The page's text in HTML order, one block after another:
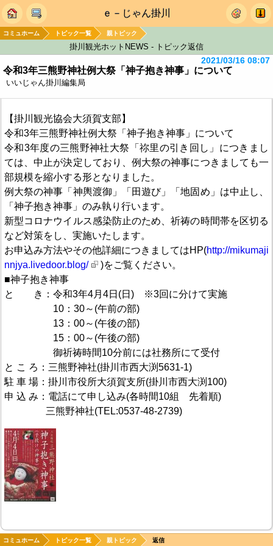
ｅ－じゃん掛川
コミュホーム トピック一覧 親トピック
掛川観光ホットNEWS - トピック返信
令和3年三熊野神社例大祭「神子抱き神事」について
いいじゃん掛川編集局
2021/03/16 08:07
【掛川観光協会大須賀支部】
令和3年三熊野神社例大祭「神子抱き神事」について
令和3年度の三熊野神社大祭「祢里の引き回し」につきまし
ては、中止が決定しており、例大祭の神事につきましても一
部規模を縮小する形となりました。
例大祭の神事「神輿渡御」「田遊び」「地固め」は中止し、
「神子抱き神事」のみ執り行います。
新型コロナウイルス感染防止のため、祈祷の時間帯を区切る
など対策をし、実施いたします。
お申込み方法やその他詳細につきましてはHP(http://mikumaji
nnjya.livedoor.blog/
)をご覧ください。
■神子抱き神事
と き：令和3年4月4日(日) ※3回に分けて実施
10：30～(午前の部)
13：00～(午後の部)
15：00～(午後の部)
御祈祷時間10分前には社務所にて受付
と こ ろ：三熊野神社(掛川市西大渕5631-1)
駐 車 場：掛川市役所大須賀支所(掛川市西大渕100)
申 込 み：電話にて申し込み(各時間10組 先着順)
三熊野神社(TEL:0537-48-2739)
コミュホーム トピック一覧 親トピック 返信